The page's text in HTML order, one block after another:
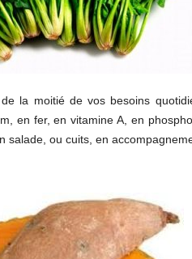
la moitié de vos besoins
en fer, en vitamine A, en
salade, ou cuits, en